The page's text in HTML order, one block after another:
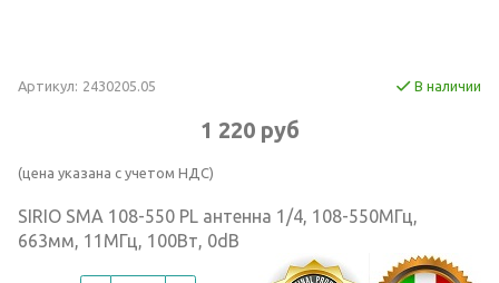
Артикул: 2430205.05 В наличии
1 220 руб
(цена указана с учетом НДС)
SIRIO SMA 108-550 PL антенна 1/4, 108-550МГц,
663мм, 11МГц, 100Вт, 0dB